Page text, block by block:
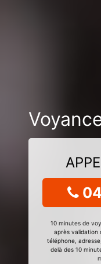
10 minutes de
après validation
téléphone,
delà des 10